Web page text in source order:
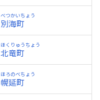
別海町
べつかいちょう
北竜町
ほくりゅうちょう
幌延町
ほろのべちょう